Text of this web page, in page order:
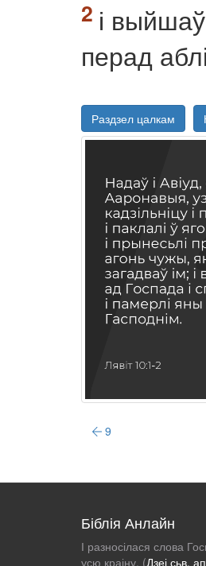
і
перад
Раздзел цалкам
9
Біблія Анлайн
І разносілася слова
усю краіну. (Дзеі сьв.